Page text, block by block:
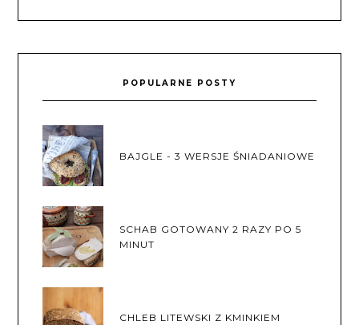
POPULARNE POSTY
BAJGLE - 3 WERSJE ŚNIADANIOWE
SCHAB GOTOWANY 2 RAZY PO 5
MINUT
CHLEB LITEWSKI Z KMINKIEM